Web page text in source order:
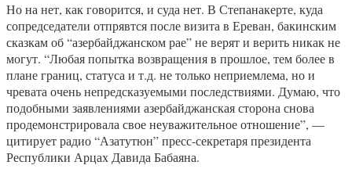
Но на нет, как говорится, и суда нет. В Степанакерте, куда
сопредседатели отпрявтся после визита в Ереван, бакинским
сказкам об “азербайджанском рае” не верят и верить никак не
могут. “Любая попытка возвращения в прошлое, тем более в
плане границ, статуса и т.д. не только неприемлема, но и
чревата очень непредсказуемыми последствиями. Думаю, что
подобными заявлениями азербайджанская сторона снова
продемонстрировала свое неуважительное отношение”, —
цитирует радио “Азатутюн” пресс-секретаря президента
Республики Арцах Давида Бабаяна.